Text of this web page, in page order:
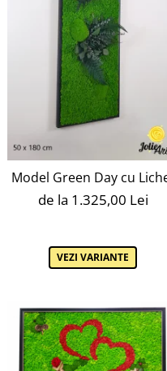
Model Green Day cu
de la 1.325,00 Lei
VEZI VARIANTE